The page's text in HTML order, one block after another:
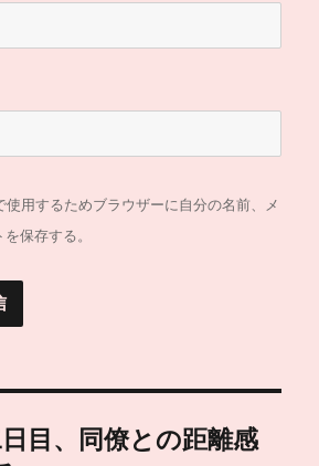
使用するためブラウザーに自分の名前、メ
保存する。
目、同僚との距離感